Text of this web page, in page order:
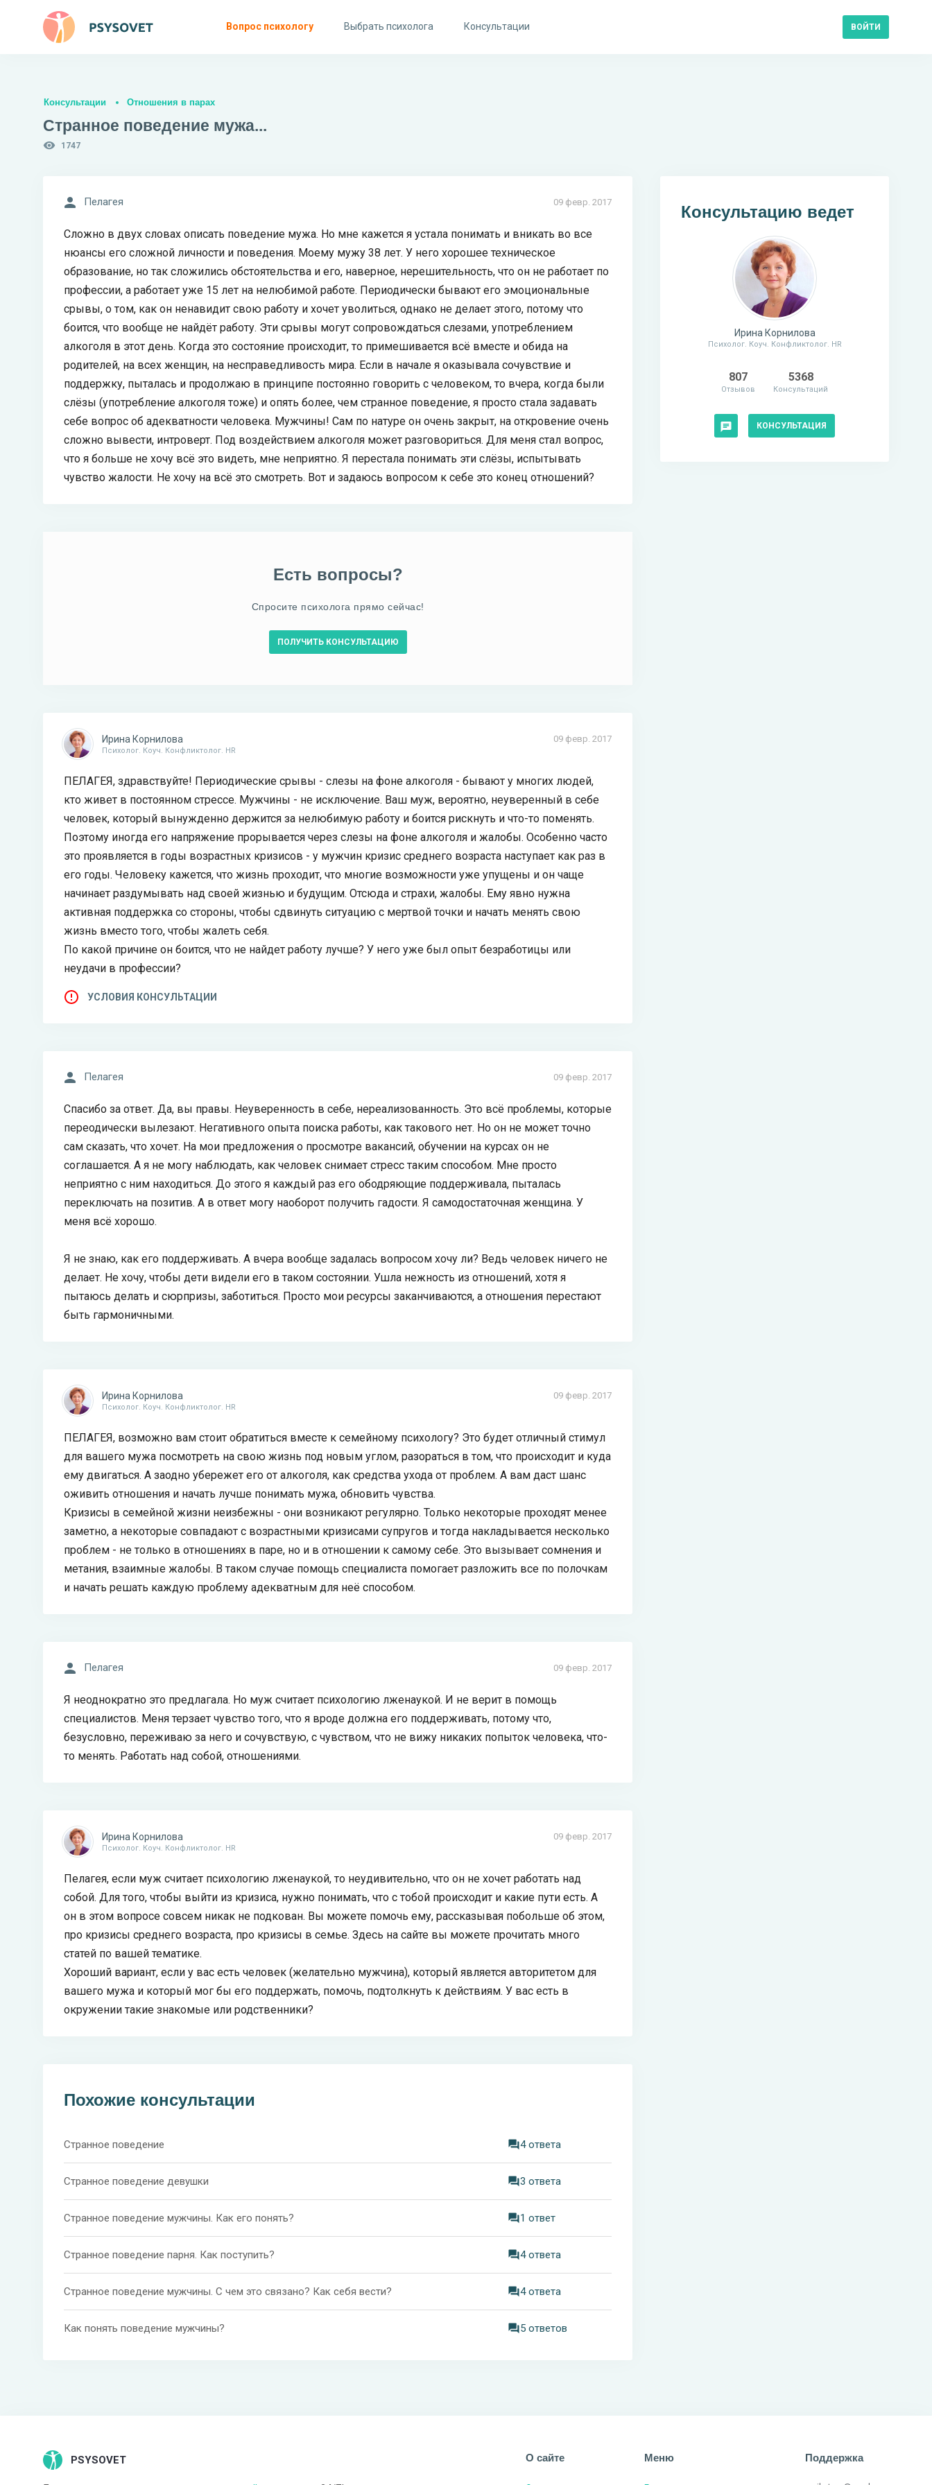
Вопрос психологу Выбрать психолога Консультации ВОЙТИ
Консультации Отношения в парах
Странное поведение мужа...
1747
09 февр. 2017
Пелагея
Сложно в двух словах описать поведение мужа. Но мне кажется я устала понимать и вникать во все
нюансы его сложной личности и поведения. Моему мужу 38 лет. У него хорошее техническое
образование, но так сложились обстоятельства и его, наверное, нерешительность, что он не работает по
профессии, а работает уже 15 лет на нелюбимой работе. Периодически бывают его эмоциональные
срывы, о том, как он ненавидит свою работу и хочет уволиться, однако не делает этого, потому что
боится, что вообще не найдёт работу. Эти срывы могут сопровождаться слезами, употреблением
алкоголя в этот день. Когда это состояние происходит, то примешивается всё вместе и обида на
родителей, на всех женщин, на несправедливость мира. Если в начале я оказывала сочувствие и
поддержку, пыталась и продолжаю в принципе постоянно говорить с человеком, то вчера, когда были
слёзы (употребление алкоголя тоже) и опять более, чем странное поведение, я просто стала задавать
себе вопрос об адекватности человека. Мужчины! Сам по натуре он очень закрыт, на откровение очень
сложно вывести, интроверт. Под воздействием алкоголя может разговориться. Для меня стал вопрос,
что я больше не хочу всё это видеть, мне неприятно. Я перестала понимать эти слёзы, испытывать
чувство жалости. Не хочу на всё это смотреть. Вот и задаюсь вопросом к себе это конец отношений?
Есть вопросы?
Спросите психолога прямо сейчас!
ПОЛУЧИТЬ КОНСУЛЬТАЦИЮ
09 февр. 2017
Ирина Корнилова
Психолог. Коуч. Конфликтолог. HR
ПЕЛАГЕЯ, здравствуйте! Периодические срывы - слезы на фоне алкоголя - бывают у многих людей,
кто живет в постоянном стрессе. Мужчины - не исключение. Ваш муж, вероятно, неуверенный в себе
человек, который вынужденно держится за нелюбимую работу и боится рискнуть и что-то поменять.
Поэтому иногда его напряжение прорывается через слезы на фоне алкоголя и жалобы. Особенно часто
это проявляется в годы возрастных кризисов - у мужчин кризис среднего возраста наступает как раз в
его годы. Человеку кажется, что жизнь проходит, что многие возможности уже упущены и он чаще
начинает раздумывать над своей жизнью и будущим. Отсюда и страхи, жалобы. Ему явно нужна
активная поддержка со стороны, чтобы сдвинуть ситуацию с мертвой точки и начать менять свою
жизнь вместо того, чтобы жалеть себя.
По какой причине он боится, что не найдет работу лучше? У него уже был опыт безработицы или
неудачи в профессии?
УСЛОВИЯ КОНСУЛЬТАЦИИ
09 февр. 2017
Пелагея
Спасибо за ответ. Да, вы правы. Неуверенность в себе, нереализованность. Это всё проблемы, которые
переодически вылезают. Негативного опыта поиска работы, как такового нет. Но он не может точно
сам сказать, что хочет. На мои предложения о просмотре вакансий, обучении на курсах он не
соглашается. А я не могу наблюдать, как человек снимает стресс таким способом. Мне просто
неприятно с ним находиться. До этого я каждый раз его ободряющие поддерживала, пыталась
переключать на позитив. А в ответ могу наоборот получить гадости. Я самодостаточная женщина. У
меня всё хорошо.
Я не знаю, как его поддерживать. А вчера вообще задалась вопросом хочу ли? Ведь человек ничего не
делает. Не хочу, чтобы дети видели его в таком состоянии. Ушла нежность из отношений, хотя я
пытаюсь делать и сюрпризы, заботиться. Просто мои ресурсы заканчиваются, а отношения перестают
быть гармоничными.
09 февр. 2017
Ирина Корнилова
Психолог. Коуч. Конфликтолог. HR
ПЕЛАГЕЯ, возможно вам стоит обратиться вместе к семейному психологу? Это будет отличный стимул
для вашего мужа посмотреть на свою жизнь под новым углом, разораться в том, что происходит и куда
ему двигаться. А заодно убережет его от алкоголя, как средства ухода от проблем. А вам даст шанс
оживить отношения и начать лучше понимать мужа, обновить чувства.
Кризисы в семейной жизни неизбежны - они возникают регулярно. Только некоторые проходят менее
заметно, а некоторые совпадают с возрастными кризисами супругов и тогда накладывается несколько
проблем - не только в отношениях в паре, но и в отношении к самому себе. Это вызывает сомнения и
метания, взаимные жалобы. В таком случае помощь специалиста помогает разложить все по полочкам
и начать решать каждую проблему адекватным для неё способом.
09 февр. 2017
Пелагея
Я неоднократно это предлагала. Но муж считает психологию лженаукой. И не верит в помощь
специалистов. Меня терзает чувство того, что я вроде должна его поддерживать, потому что,
безусловно, переживаю за него и сочувствую, с чувством, что не вижу никаких попыток человека, что-
то менять. Работать над собой, отношениями.
09 февр. 2017
Ирина Корнилова
Психолог. Коуч. Конфликтолог. HR
Пелагея, если муж считает психологию лженаукой, то неудивительно, что он не хочет работать над
собой. Для того, чтобы выйти из кризиса, нужно понимать, что с тобой происходит и какие пути есть. А
он в этом вопросе совсем никак не подкован. Вы можете помочь ему, рассказывая побольше об этом,
про кризисы среднего возраста, про кризисы в семье. Здесь на сайте вы можете прочитать много
статей по вашей тематике.
Хороший вариант, если у вас есть человек (желательно мужчина), который является авторитетом для
вашего мужа и который мог бы его поддержать, помочь, подтолкнуть к действиям. У вас есть в
окружении такие знакомые или родственники?
Похожие консультации
Странное поведение 4 ответа
Странное поведение девушки 3 ответа
Странное поведение мужчины. Как его понять? 1 ответ
Странное поведение парня. Как поступить? 4 ответа
Странное поведение мужчины. С чем это связано? Как себя вести? 4 ответа
Как понять поведение мужчины? 5 ответов
Консультацию ведет
Ирина Корнилова
Психолог. Коуч. Конфликтолог. HR
807
Отзывов
5368
Консультаций
КОНСУЛЬТАЦИЯ
PSYSOVET О сайте Меню Поддержка